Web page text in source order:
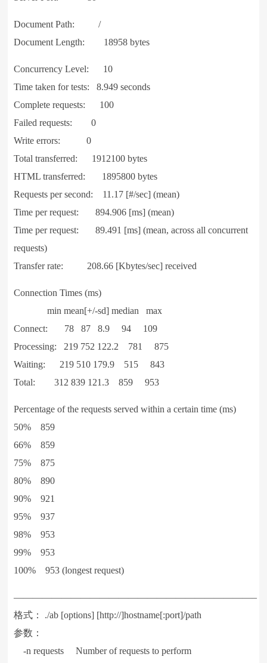
Document Path: /
Document Length: 18958 bytes
Concurrency Level: 10
Time taken for tests: 8.949 seconds
Complete requests: 100
Failed requests: 0
Write errors: 0
Total transferred: 1912100 bytes
HTML transferred: 1895800 bytes
Requests per second: 11.17 [#/sec] (mean)
Time per request: 894.906 [ms] (mean)
Time per request: 89.491 [ms] (mean, across all concurrent
requests)
Transfer rate: 208.66 [Kbytes/sec] received
Connection Times (ms)
min mean[+/-sd] median max
Connect: 78 87 8.9 94 109
Processing: 219 752 122.2 781 875
Waiting: 219 510 179.9 515 843
Total: 312 839 121.3 859 953
Percentage of the requests served within a certain time (ms)
50% 859
66% 859
75% 875
80% 890
90% 921
95% 937
98% 953
99% 953
100% 953 (longest request)
—————————————————————————–
格式： ./ab [options] [http://]hostname[:port]/path
参数：
-n requests Number of requests to perform